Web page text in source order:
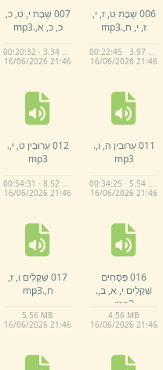
006 שַׁבָּת ט, ז, י,
ז, י, ח,.
mp3
00:22:45 · 3.97 MB
16/06/2026 21:46
007 שַׁבָּת י, ט, כ,
כ, כ, א,.
mp3
00:20:32 · 3.34 MB
16/06/2026 21:46
011 עֵרוּבִין ה, ו,.
mp3
00:34:25 · 5.54 MB
16/06/2026 21:46
012 עֵרוּבִין ט, י,.
mp3
00:54:31 · 8.52 MB
16/06/2026 21:46
016 פְּסָחִים
שְׁקָלִים י, א, ב,.
mp3
4.56 MB
16/06/2026 21:46
017 שְׁקָלִים ו,
ז,
ח,.
mp3
5.56 MB
16/06/2026 21:46